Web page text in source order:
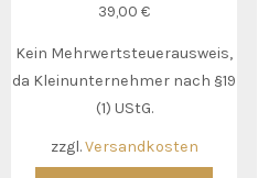
39,00€
Kein Mehrwertsteuerausweis,
da Kleinunternehmer nach §19
(1) UStG.
zzgl.Versandkosten